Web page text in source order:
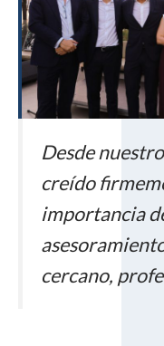
Desde
creído
importancia
cercano,